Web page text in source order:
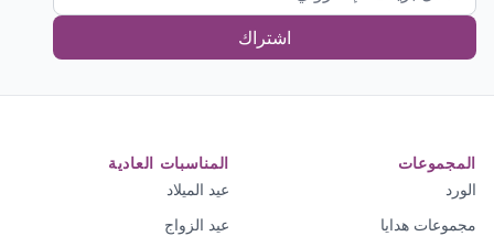
اشتراك
المجموعات
الورد
مجموعات هدايا
المناسبات العادية
عيد الميلاد
عيد الزواج